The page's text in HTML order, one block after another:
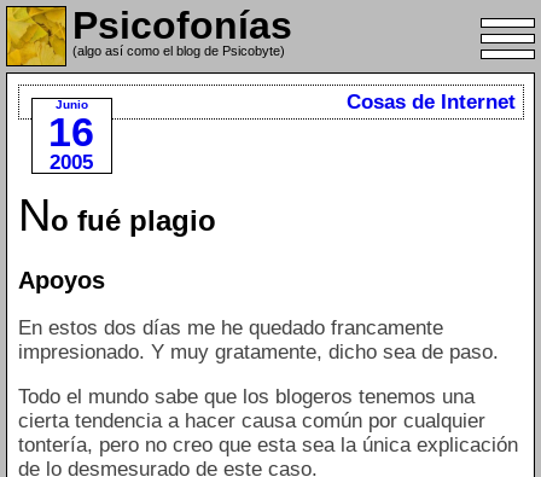
Psicofonías
(algo así como el blog de Psicobyte)
Junio
16
2005
Cosas de Internet
No fué plagio
Apoyos
En estos dos días me he quedado francamente
impresionado. Y muy gratamente, dicho sea de paso.
Todo el mundo sabe que los blogeros tenemos una
cierta tendencia a hacer causa común por cualquier
tontería, pero no creo que esta sea la única explicación
de lo desmesurado de este caso.